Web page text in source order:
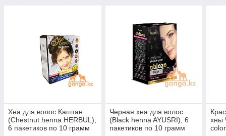
Хна для волос Каштан
(Chestnut henna HERBUL),
6 пакетиков по 10 грамм
Черная хна для волос
(Black henna AYUSRI), 6
пакетиков по 10 грамм
хны